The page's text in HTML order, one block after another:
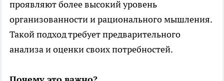
проявляют более высокий уровень
организованности и рационального мышления.
Такой подход требует предварительного
анализа и оценки своих потребностей.